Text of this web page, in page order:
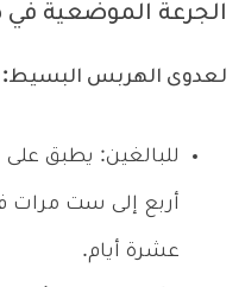
الجرعة الموضعية في
لعدوى الهربس البسيط:
للبالغين: يطبق على
أربع إلى ست مرات
عشرة أيام.